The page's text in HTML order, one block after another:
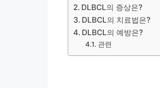
DLBCL의 증상은?
DLBCL의 치료법은?
DLBCL의 예방은?
관련